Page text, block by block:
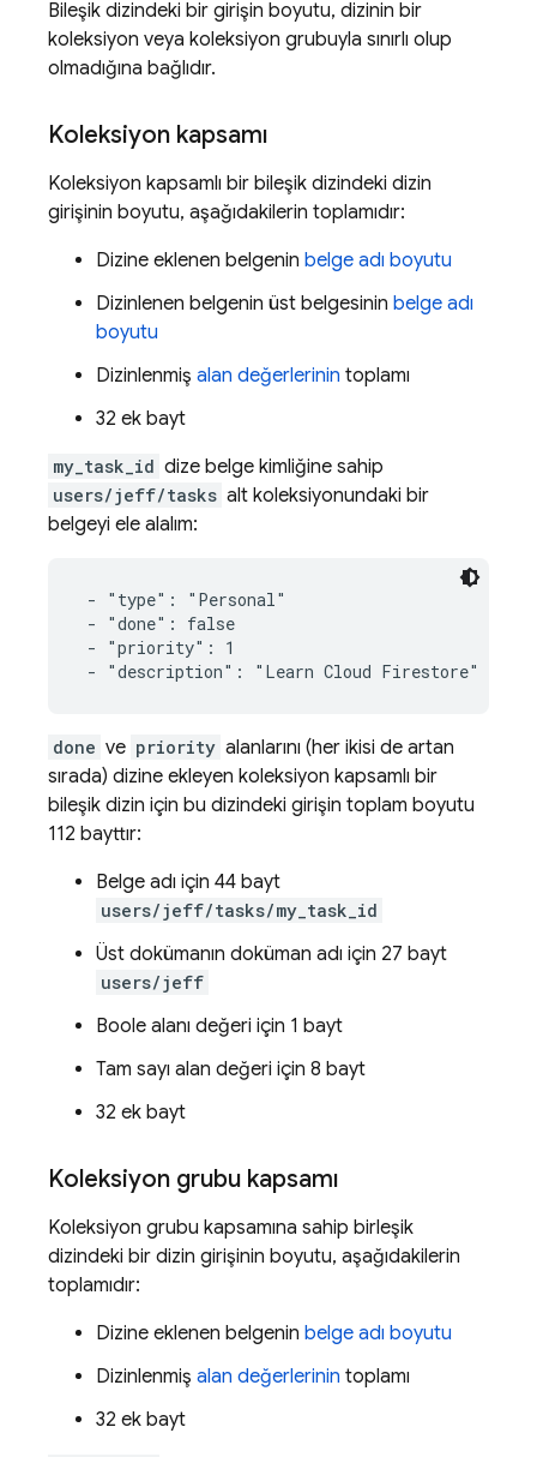
Bileşik dizindeki bir girişin boyutu, dizinin bir
koleksiyon veya koleksiyon grubuyla sınırlı olup
olmadığına bağlıdır.
Koleksiyon kapsamı
Koleksiyon kapsamlı bir bileşik dizindeki dizin
girişinin boyutu, aşağıdakilerin toplamıdır:
Dizine eklenen belgenin belge adı boyutu
Dizinlenen belgenin üst belgesinin belge adı
boyutu
Dizinlenmiş alan değerlerinin toplamı
32 ek bayt
my_task_id dize belge kimliğine sahip
users/jeff/tasks alt koleksiyonundaki bir
belgeyi ele alalım:
- "type": "Personal"
- "done": false
- "priority": 1
- "description": "Learn Cloud Firestore"
done ve priority alanlarını (her ikisi de artan
sırada) dizine ekleyen koleksiyon kapsamlı bir
bileşik dizin için bu dizindeki girişin toplam boyutu
112 bayttır:
Belge adı için 44 bayt
users/jeff/tasks/my_task_id
Üst dokümanın doküman adı için 27 bayt
users/jeff
Boole alanı değeri için 1 bayt
Tam sayı alan değeri için 8 bayt
32 ek bayt
Koleksiyon grubu kapsamı
Koleksiyon grubu kapsamına sahip birleşik
dizindeki bir dizin girişinin boyutu, aşağıdakilerin
toplamıdır:
Dizine eklenen belgenin belge adı boyutu
Dizinlenmiş alan değerlerinin toplamı
32 ek bayt